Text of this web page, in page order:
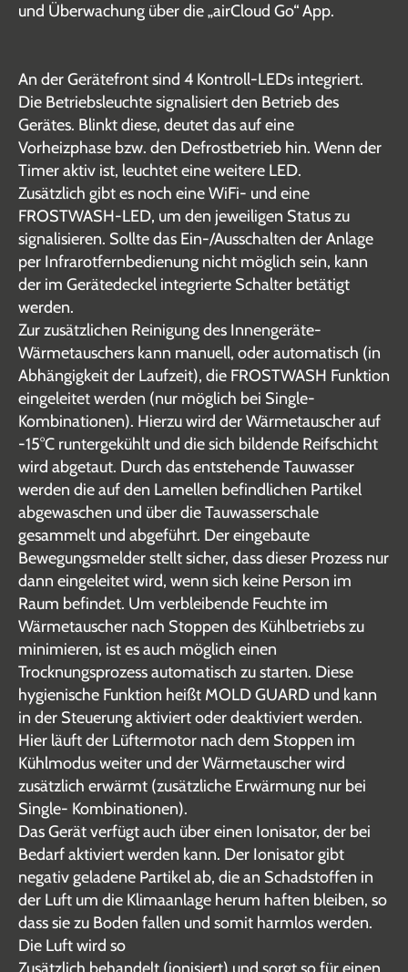
und Überwachung über die „airCloud Go“ App.
An der Gerätefront sind 4 Kontroll-LEDs integriert.
Die Betriebsleuchte signalisiert den Betrieb des
Gerätes. Blinkt diese, deutet das auf eine
Vorheizphase bzw. den Defrostbetrieb hin. Wenn der
Timer aktiv ist, leuchtet eine weitere LED.
Zusätzlich gibt es noch eine WiFi- und eine
FROSTWASH-LED, um den jeweiligen Status zu
signalisieren. Sollte das Ein-/Ausschalten der Anlage
per Infrarotfernbedienung nicht möglich sein, kann
der im Gerätedeckel integrierte Schalter betätigt
werden.
Zur zusätzlichen Reinigung des Innengeräte-
Wärmetauschers kann manuell, oder automatisch (in
Abhängigkeit der Laufzeit), die FROSTWASH Funktion
eingeleitet werden (nur möglich bei Single-
Kombinationen). Hierzu wird der Wärmetauscher auf
-15°C runtergekühlt und die sich bildende Reifschicht
wird abgetaut. Durch das entstehende Tauwasser
werden die auf den Lamellen befindlichen Partikel
abgewaschen und über die Tauwasserschale
gesammelt und abgeführt. Der eingebaute
Bewegungsmelder stellt sicher, dass dieser Prozess nur
dann eingeleitet wird, wenn sich keine Person im
Raum befindet. Um verbleibende Feuchte im
Wärmetauscher nach Stoppen des Kühlbetriebs zu
minimieren, ist es auch möglich einen
Trocknungsprozess automatisch zu starten. Diese
hygienische Funktion heißt MOLD GUARD und kann
in der Steuerung aktiviert oder deaktiviert werden.
Hier läuft der Lüftermotor nach dem Stoppen im
Kühlmodus weiter und der Wärmetauscher wird
zusätzlich erwärmt (zusätzliche Erwärmung nur bei
Single- Kombinationen).
Das Gerät verfügt auch über einen Ionisator, der bei
Bedarf aktiviert werden kann. Der Ionisator gibt
negativ geladene Partikel ab, die an Schadstoffen in
der Luft um die Klimaanlage herum haften bleiben, so
dass sie zu Boden fallen und somit harmlos werden.
Die Luft wird so